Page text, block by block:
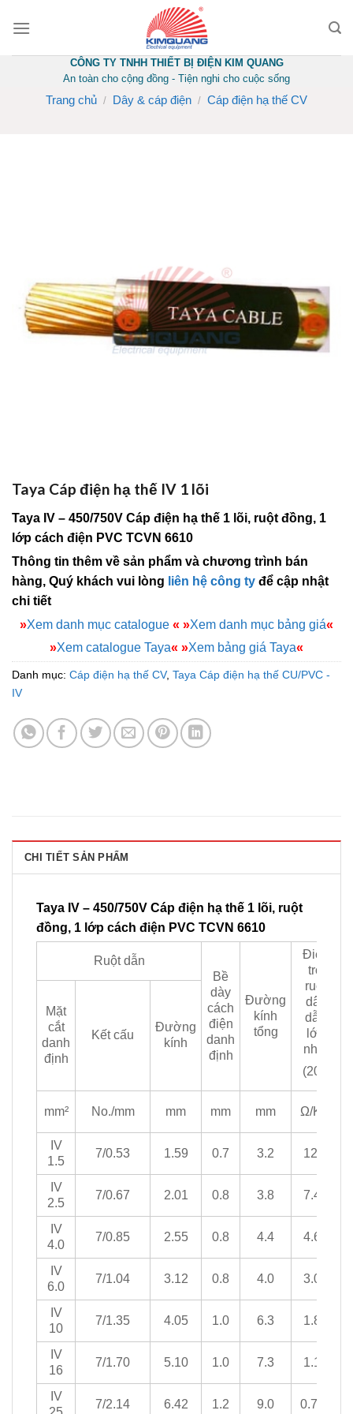
CÔNG TY TNHH THIẾT BỊ ĐIỆN KIM QUANG
An toàn cho cộng đồng - Tiện nghi cho cuộc sống
Trang chủ / Dây & cáp điện / Cáp điện hạ thế CV
Taya Cáp điện hạ thế IV 1 lõi
Taya IV – 450/750V Cáp điện hạ thế 1 lõi, ruột đồng, 1
lớp cách điện PVC TCVN 6610
Thông tin thêm về sản phẩm và chương trình bán
hàng, Quý khách vui lòng liên hệ công ty để cập nhật
chi tiết
»Xem danh mục catalogue « »Xem danh mục bảng giá«
»Xem catalogue Taya« »Xem bảng giá Taya«
Danh mục: Cáp điện hạ thế CV, Taya Cáp điện hạ thế CU/PVC -
IV
CHI TIẾT SẢN PHẨM
Taya IV – 450/750V Cáp điện hạ thế 1 lõi, ruột
đồng, 1 lớp cách điện PVC TCVN 6610
Ruột dẫn
Bề
dày
cách
điện
danh
định
Đường
kính
tổng
Điện
trở
ruột
dây
dẫn
lớn
nhất
(20°)
Mặt
cắt
danh
định
Kết cấu
Đường
kính
mm² No./mm mm mm mm Ω/Km
IV
1.5
7/0.53 1.59 0.7 3.2 12.1
IV
2.5
7/0.67 2.01 0.8 3.8 7.41
IV
4.0
7/0.85 2.55 0.8 4.4 4.61
IV
6.0
7/1.04 3.12 0.8 4.0 3.08
IV
10
7/1.35 4.05 1.0 6.3 1.83
IV
16
7/1.70 5.10 1.0 7.3 1.15
IV
7/2.14 6.42 1.2 9.0 0.727